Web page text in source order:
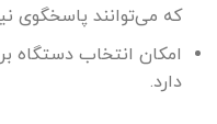
که می‌توانند پاسخگوی
امکان انتخاب دستگاه
دارد.